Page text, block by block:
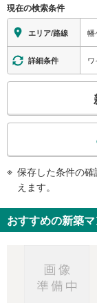
幡ヶ谷１丁目、西原１
渋谷区西原図書館、渋
木大山公園運動場、
ー〔ＮＩＴＥ〕、東京
ター、ガールスカウト
ル、バスのりば
地上⇔改札⇔ホーム
エレベータ
・各ホーム⇔改札
・南口
トイレ
その他
・点字案内（券売機・
現在の検索条件
エリア/路線 幡
詳細条件
検
知
を
保存した条件の
えます。
おすすめの新築